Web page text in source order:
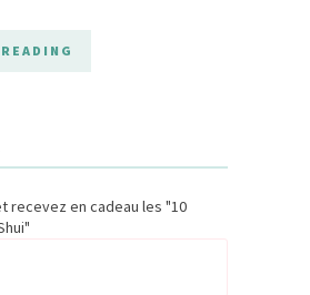
recevez en cadeau les "10